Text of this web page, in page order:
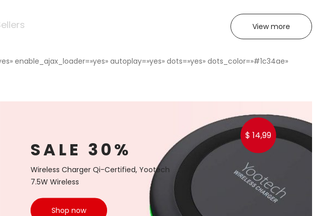
View more
enable_ajax_loader=»yes» autoplay=»yes» dots=»yes» dots_color=»#1c34ae»
SALE 30%
Wireless Charger Qi-Certified, Yootech
7.5W Wireless
Shop now
$ 14,99